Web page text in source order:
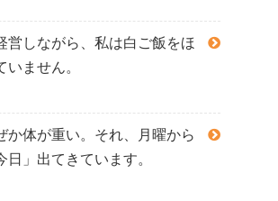
営しながら、私は白ご飯をほ
いません。
か体が重い。それ、月曜から
日」出てきています。